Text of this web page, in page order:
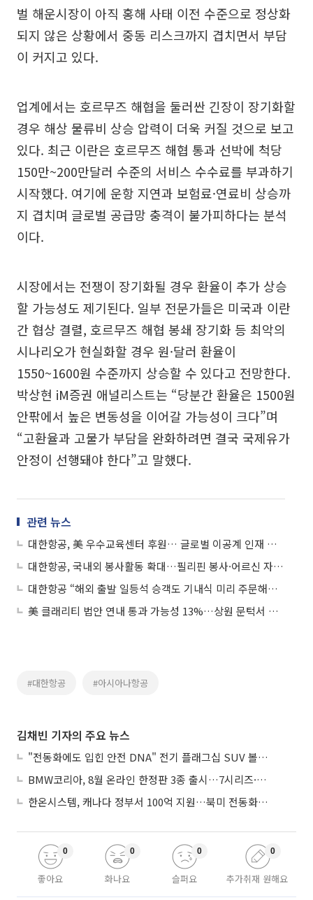
벌 해운시장이 아직 홍해 사태 이전 수준으로 정상화
되지 않은 상황에서 중동 리스크까지 겹치면서 부담
이 커지고 있다.
업계에서는 호르무즈 해협을 둘러싼 긴장이 장기화할
경우 해상 물류비 상승 압력이 더욱 커질 것으로 보고
있다. 최근 이란은 호르무즈 해협 통과 선박에 척당
150만~200만달러 수준의 서비스 수수료를 부과하기
시작했다. 여기에 운항 지연과 보험료·연료비 상승까
지 겹치며 글로벌 공급망 충격이 불가피하다는 분석
이다.
시장에서는 전쟁이 장기화될 경우 환율이 추가 상승
할 가능성도 제기된다. 일부 전문가들은 미국과 이란
간 협상 결렬, 호르무즈 해협 봉쇄 장기화 등 최악의
시나리오가 현실화할 경우 원·달러 환율이
1550~1600원 수준까지 상승할 수 있다고 전망한다.
박상현 iM증권 애널리스트는 “당분간 환율은 1500원
안팎에서 높은 변동성을 이어갈 가능성이 크다”며
“고환율과 고물가 부담을 완화하려면 결국 국제유가
안정이 선행돼야 한다”고 말했다.
관련 뉴스
대한항공, 美 우수교육센터 후원… 글로벌 이공계 인재 육성
대한항공, 국내외 봉사활동 확대…필리핀 봉사·어르신 자선공연 진행
대한항공 “해외 출발 일등석 승객도 기내식 미리 주문해보세요”
美 클래리티 법안 연내 통과 가능성 13%…상원 문턱서 제동
#대한항공 #아시아나항공
김채빈 기자의 주요 뉴스
"전동화에도 입힌 안전 DNA" 전기 플래그십 SUV 볼보 'EX90'
BMW코리아, 8월 온라인 한정판 3종 출시…7시리즈·X7·M340i 투어링
한온시스템, 캐나다 정부서 100억 지원…북미 전동화 시장 가속
좋아요
0
화나요
0
슬퍼요
0
추가취재 원해요
0